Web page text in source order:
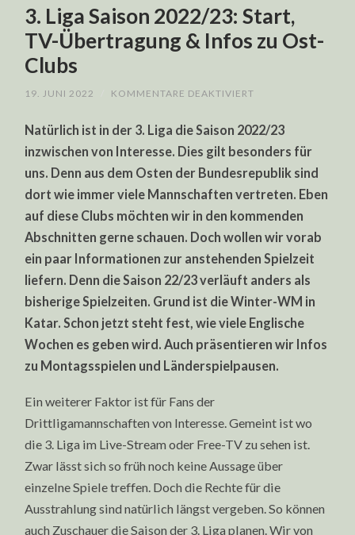
3. Liga Saison 2022/23: Start,
TV-Übertragung & Infos zu Ost-
Clubs
19. JUNI 2022 KOMMENTARE DEAKTIVIERT
SAISON
START,
ÜBERTRAGUNG
&
INFOS
ZU
OST-
CLUBS
Natürlich ist in der 3. Liga die Saison 2022/23
inzwischen von Interesse. Dies gilt besonders für
uns. Denn aus dem Osten der Bundesrepublik sind
dort wie immer viele Mannschaften vertreten. Eben
auf diese Clubs möchten wir in den kommenden
Abschnitten gerne schauen. Doch wollen wir vorab
ein paar Informationen zur anstehenden Spielzeit
liefern. Denn die Saison 22/23 verläuft anders als
bisherige Spielzeiten. Grund ist die Winter-WM in
Katar. Schon jetzt steht fest, wie viele Englische
Wochen es geben wird. Auch präsentieren wir Infos
zu Montagsspielen und Länderspielpausen.
Ein weiterer Faktor ist für Fans der
Drittligamannschaften von Interesse. Gemeint ist wo
die 3. Liga im Live-Stream oder Free-TV zu sehen ist.
Zwar lässt sich so früh noch keine Aussage über
einzelne Spiele treffen. Doch die Rechte für die
Ausstrahlung sind natürlich längst vergeben. So können
auch Zuschauer die Saison der 3. Liga planen. Wir von